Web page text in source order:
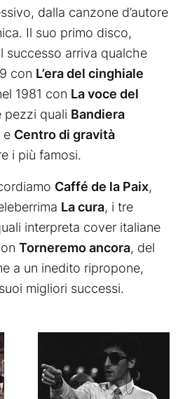
dalla canzone d’autore
Il suo primo disco,
successo arriva qualche
con L’era del cinghiale
1981 con La voce del
pezzi quali Bandiera
e Centro di gravità
i più famosi.
Caffé de la Paix,
La cura, i tre
interpreta cover italiane
Torneremo ancora, del
a un inedito ripropone,
migliori successi.